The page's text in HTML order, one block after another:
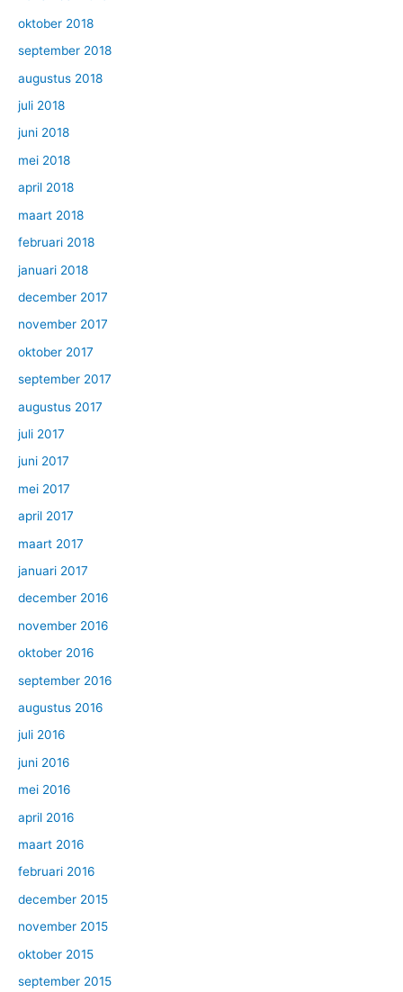
oktober 2018
september 2018
augustus 2018
juli 2018
juni 2018
mei 2018
april 2018
maart 2018
februari 2018
januari 2018
december 2017
november 2017
oktober 2017
september 2017
augustus 2017
juli 2017
juni 2017
mei 2017
april 2017
maart 2017
januari 2017
december 2016
november 2016
oktober 2016
september 2016
augustus 2016
juli 2016
juni 2016
mei 2016
april 2016
maart 2016
februari 2016
december 2015
november 2015
oktober 2015
september 2015